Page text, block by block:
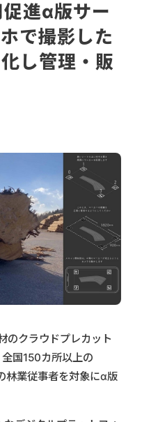
進α版サー
で撮影した
し管理・販
のクラウドプレカット
国150カ所以上の
林業従事者を対象にα版